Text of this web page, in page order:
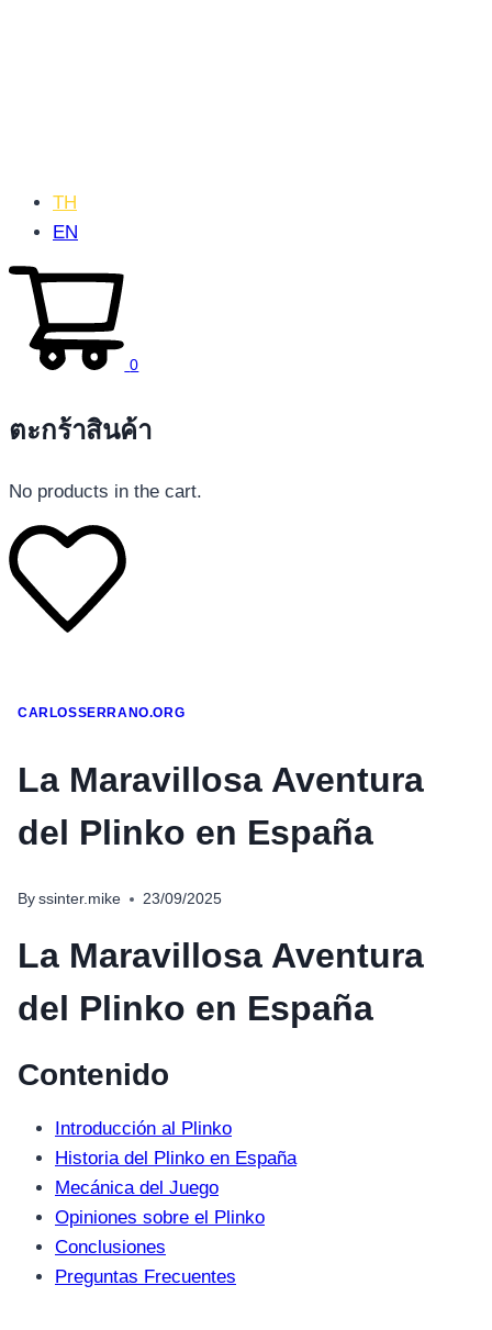
โทรศัพท์มือถือ
อุปกรณ์เสริมโทรศัพท์
สินค้าตามแบรนด์
TH
EN
0
ตะกร้าสินค้า
No products in the cart.
CARLOSSERRANO.ORG
La Maravillosa Aventura
del Plinko en España
By ssinter.mike 23/09/2025
La Maravillosa Aventura
del Plinko en España
Contenido
Introducción al Plinko
Historia del Plinko en España
Mecánica del Juego
Opiniones sobre el Plinko
Conclusiones
Preguntas Frecuentes